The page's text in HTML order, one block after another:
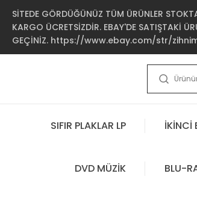
SİTEDE GÖRDÜĞÜNÜZ TÜM ÜRÜNLER
KARGO ÜCRETSİZDİR. EBAY'DE SATIŞTAKİ
GEÇİNİZ. https://www.ebay.com/str/
SIFIR PLAKLAR LP İKİNCİ
DVD MÜZİK BLU-